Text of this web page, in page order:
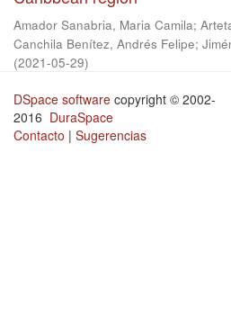
Amador Sanabria, Maria Camila;
Canchila Benítez, Andrés Felipe;
(2021-05-29)
DSpace software copyright © 2002-
2016 DuraSpace
Contacto | Sugerencias